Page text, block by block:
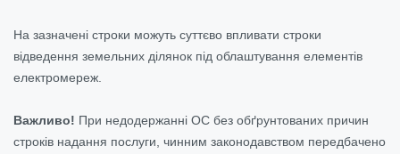
На зазначені строки можуть суттєво впливати строки
відведення земельних ділянок під облаштування елементів
електромереж.
Важливо! При недодержанні ОС без обґрунтованих причин
строків надання послуги, чинним законодавством передбачено